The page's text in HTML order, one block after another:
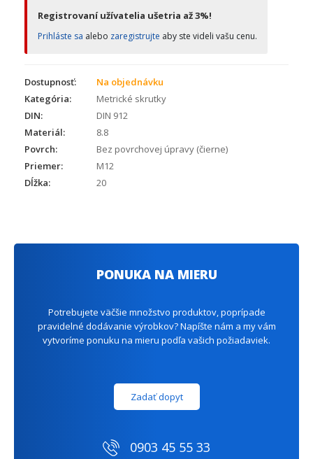
Registrovaní užívatelia ušetria až 3%!
Prihláste sa alebo zaregistrujte aby ste videli vašu cenu.
Dostupnosť:
Na objednávku
Kategória:
Metrické skrutky
DIN:
DIN 912
Materiál:
8.8
Povrch:
Bez povrchovej úpravy (čierne)
Priemer:
M12
Dĺžka:
20
PONUKA NA MIERU
Potrebujete väčšie množstvo produktov, poprípade
pravidelné dodávanie výrobkov? Napíšte nám a my vám
vytvoríme ponuku na mieru podľa vašich požiadaviek.
Zadať dopyt
0903 45 55 33